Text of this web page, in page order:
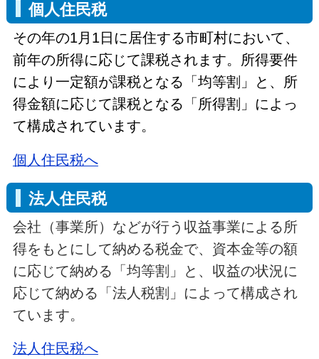
個人住民税
その年の1月1日に居住する市町村において、
前年の所得に応じて課税されます。所得要件
により一定額が課税となる「均等割」と、所
得金額に応じて課税となる「所得割」によっ
て構成されています。
個人住民税へ
法人住民税
会社（事業所）などが行う収益事業による所
得をもとにして納める税金で、資本金等の額
に応じて納める「均等割」と、収益の状況に
応じて納める「法人税割」によって構成され
ています。
法人住民税へ